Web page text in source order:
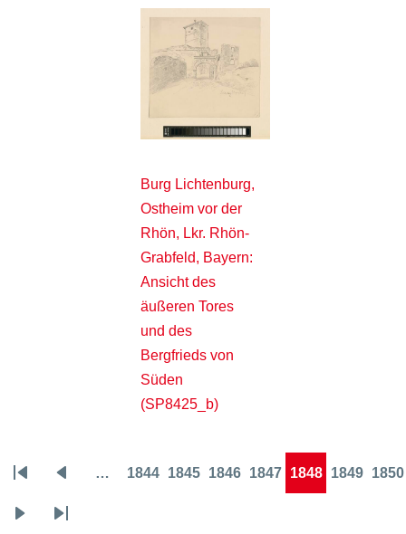
Burg Lichtenburg,
Ostheim vor der
Rhön, Lkr. Rhön-
Grabfeld, Bayern:
Ansicht des
äußeren Tores
und des
Bergfrieds von
Süden
(SP8425_b)
Seitennummerierung
Seite
Seite
… 1844 1845 1846 1847 1848 1849 1850
NächsteLetzte